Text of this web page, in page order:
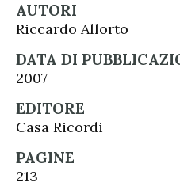
AUTORI
Riccardo Allorto
DATA DI
2007
EDITORE
Casa Ricordi
PAGINE
213